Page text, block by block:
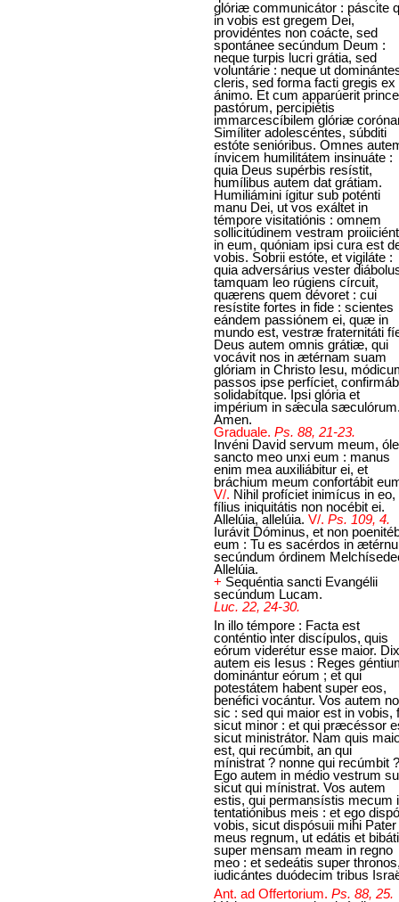
glóriæ communicátor : páscite
in vobis est gregem Dei,
providéntes non coácte, sed
spontánee secúndum Deum :
neque turpis lucri grátia, sed
voluntárie : neque ut
cleris, sed forma facti gregis ex
ánimo. Et cum apparúerit
pastórum, percipiétis
immarcescíbilem glóriæ
Simíliter adolescéntes, súbditi
estóte senióribus. Omnes
ínvicem humilitátem insinuáte :
quia Deus supérbis resístit,
humílibus autem dat grátiam.
Humiliámini ígitur sub poténti
manu Dei, ut vos exáltet in
témpore visitatiónis : omnem
sollicitúdinem vestram
in eum, quóniam ipsi cura est
vobis. Sobrii estóte, et vigiláte :
quia adversárius vester
tamquam leo rúgiens círcuit,
quærens quem dévoret : cui
resístite fortes in fide : scientes
eándem passiónem ei, quæ in
mundo est, vestræ fraternitáti
Deus autem omnis grátiæ, qui
vocávit nos in ætérnam suam
glóriam in Christo Iesu,
passos ipse perfíciet,
solidabítque. Ipsi glória et
impérium in sǽcula
Amen.
Graduale. Ps. 88, 21-23.
Invéni David servum meum,
sancto meo unxi eum : manus
enim mea auxiliábitur ei, et
bráchium meum confortábit
V/. Nihil profíciet inimícus in eo,
fílius iniquitátis non nocébit ei.
Allelúia, allelúia. V/. Ps. 109, 4.
Iurávit Dóminus, et non
eum : Tu es sacérdos in
secúndum órdinem
Allelúia.
+ Sequéntia sancti Evangélii
secúndum Lucam.
Luc. 22, 24-30.
In illo témpore : Facta est
conténtio inter discípulos, quis
eórum viderétur esse maior.
autem eis Iesus : Reges
dominántur eórum ; et qui
potestátem habent super eos,
benéfici vocántur. Vos autem
sic : sed qui maior est in vobis,
sicut minor : et qui præcéssor
sicut ministrátor. Nam quis
est, qui recúmbit, an qui
mínistrat ? nonne qui recúmbit ?
Ego autem in médio vestrum
sicut qui mínistrat. Vos autem
estis, qui permansístis mecum
tentatiónibus meis : et ego
vobis, sicut dispósuii mihi Pater
meus regnum, ut edátis et
super mensam meam in regno
meo : et sedeátis super
iudicántes duódecim tribus
Ant. ad Offertorium. Ps. 88, 25.